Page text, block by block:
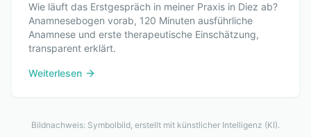
Wie läuft das Erstgespräch in meiner Praxis in Diez ab?
Anamnesebogen vorab, 120 Minuten ausführliche
Anamnese und erste therapeutische Einschätzung,
transparent erklärt.
Weiterlesen
Bildnachweis: Symbolbild, erstellt mit künstlicher Intelligenz (KI).